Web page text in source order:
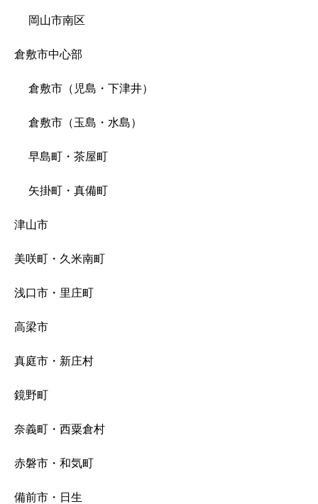
岡山市南区
倉敷市中心部
倉敷市（児島・下津井）
倉敷市（玉島・水島）
早島町・茶屋町
矢掛町・真備町
津山市
美咲町・久米南町
浅口市・里庄町
高梁市
真庭市・新庄村
鏡野町
奈義町・西粟倉村
赤磐市・和気町
備前市・日生